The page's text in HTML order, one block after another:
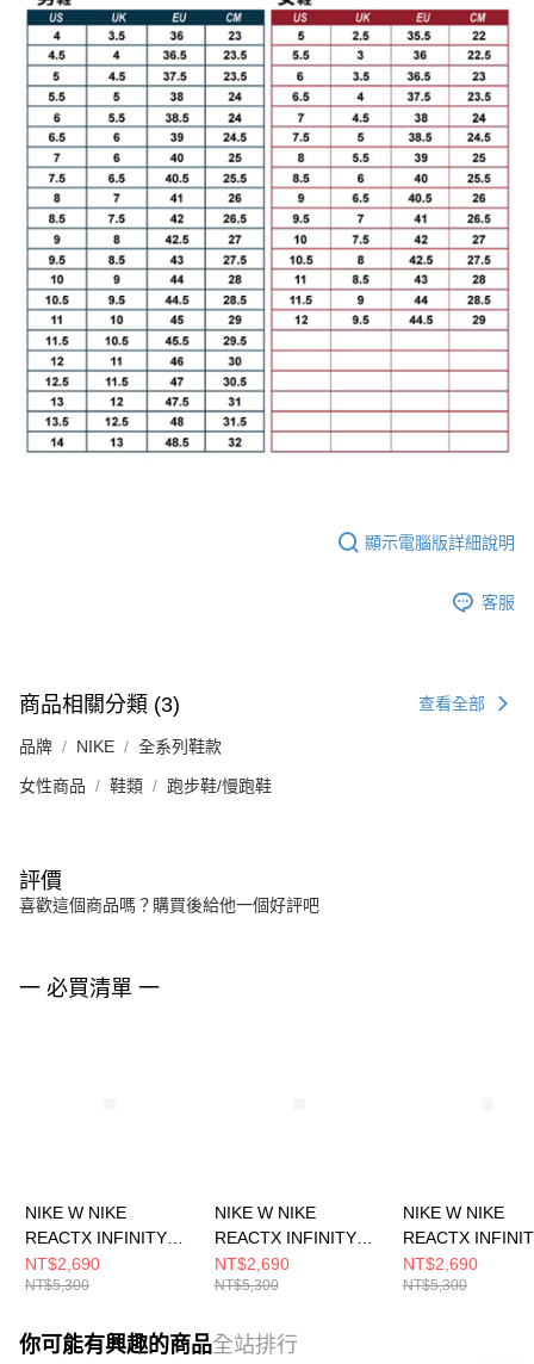
顯示電腦版詳細說明
客服
商品相關分類 (3) 查看全部
品牌 NIKE 全系列鞋款
女性商品 鞋類 跑步鞋/慢跑鞋
評價
喜歡這個商品嗎？購買後給他一個好評吧
一 必買清單 一
NIKE W NIKE
REACTX INFINITY
RUN 4 女 跑步鞋
DR2670012
NT$2,690
NT$5,300
NIKE W NIKE
REACTX INFINITY
RUN 4 女 跑步鞋
DR2670800
NT$2,690
NT$5,300
NIKE W NIKE
REACTX
RUN 4 女 跑步鞋
DR2670005
NT$2,690
NT$5,300
你可能有興趣的商品全站排行